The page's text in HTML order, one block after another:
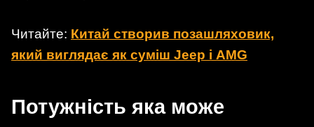
Читайте: Китай створив позашляховик,
який виглядає як суміш Jeep і AMG
Потужність яка може